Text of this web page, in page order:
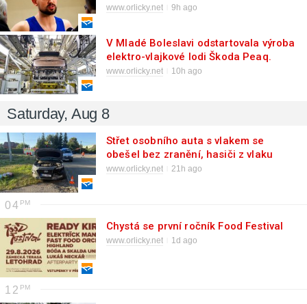
Čechová první
www.orlicky.net 9h ago
V Mladé Boleslavi odstartovala výroba
elektro-vlajkové lodi Škoda Peaq.
Nabídne 7 míst a rekordní baterii
www.orlicky.net 10h ago
Saturday, Aug 8
Střet osobního auta s vlakem se
obešel bez zranění, hasiči z vlaku
evakuovali 15 cestujících
www.orlicky.net 21h ago
04
Chystá se první ročník Food Festival
www.orlicky.net 1d ago
12